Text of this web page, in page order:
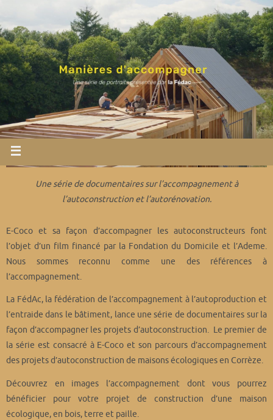
Manière d’accompagner
Une série de documentaires sur l’accompagnement à
l’autoconstruction et l’autorénovation.
E-Coco et sa façon d’accompagner les autoconstructeurs font
l’objet d’un film financé par la Fondation du Domicile et l’Ademe.
Nous sommes reconnu comme une des références à
l’accompagnement.
La FédAc, la fédération de l’accompagnement à l’autoproduction et
l’entraide dans le bâtiment, lance une série de documentaires sur la
façon d’accompagner les projets d’autoconstruction. Le premier de
la série est consacré à E-Coco et son parcours d’accompagnement
des projets d’autoconstruction de maisons écologiques en Corrèze.
Découvrez en images l’accompagnement dont vous pourrez
bénéficier pour votre projet de construction d’une maison
écologique, en bois, terre et paille.